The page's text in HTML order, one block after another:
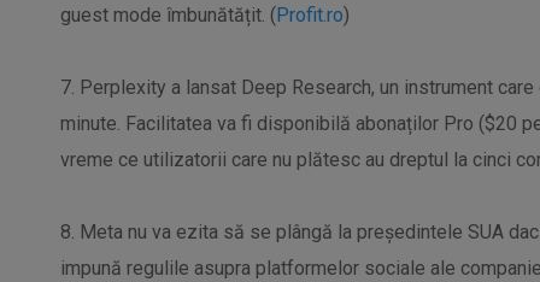
guest mode îmbunătățit. (Profit.ro)
7. Perplexity a lansat Deep Research, un instrument
minute. Facilitatea va fi disponibilă abonaților Pro ($20
vreme ce utilizatorii care nu plătesc au dreptul la cinci
8. Meta nu va ezita să se plângă la președintele SUA
impună regulile asupra platformelor sociale ale